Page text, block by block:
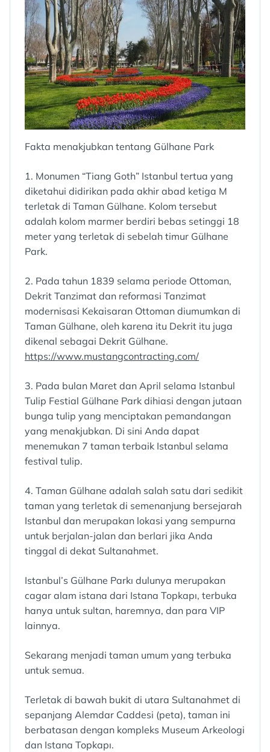
Fakta menakjubkan tentang Gülhane Park
1. Monumen “Tiang Goth” Istanbul tertua yang
diketahui didirikan pada akhir abad ketiga M
terletak di Taman Gülhane. Kolom tersebut
adalah kolom marmer berdiri bebas setinggi 18
meter yang terletak di sebelah timur Gülhane
Park.
2. Pada tahun 1839 selama periode Ottoman,
Dekrit Tanzimat dan reformasi Tanzimat
modernisasi Kekaisaran Ottoman diumumkan di
Taman Gülhane, oleh karena itu Dekrit itu juga
dikenal sebagai Dekrit Gülhane.
https://www.mustangcontracting.com/
3. Pada bulan Maret dan April selama Istanbul
Tulip Festial Gülhane Park dihiasi dengan jutaan
bunga tulip yang menciptakan pemandangan
yang menakjubkan. Di sini Anda dapat
menemukan 7 taman terbaik Istanbul selama
festival tulip.
4. Taman Gülhane adalah salah satu dari sedikit
taman yang terletak di semenanjung bersejarah
Istanbul dan merupakan lokasi yang sempurna
untuk berjalan-jalan dan berlari jika Anda
tinggal di dekat Sultanahmet.
Istanbul’s Gülhane Parkı dulunya merupakan
cagar alam istana dari Istana Topkapı, terbuka
hanya untuk sultan, haremnya, dan para VIP
lainnya.
Sekarang menjadi taman umum yang terbuka
untuk semua.
Terletak di bawah bukit di utara Sultanahmet di
sepanjang Alemdar Caddesi (peta), taman ini
berbatasan dengan kompleks Museum Arkeologi
dan Istana Topkapı.